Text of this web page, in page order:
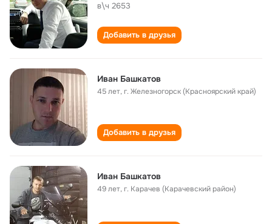
в\ч 2653
Добавить в друзья
Иван Башкатов
45 лет,г. Железногорск (Красноярский край)
Добавить в друзья
Иван Башкатов
49 лет,г. Карачев (Карачевский район)